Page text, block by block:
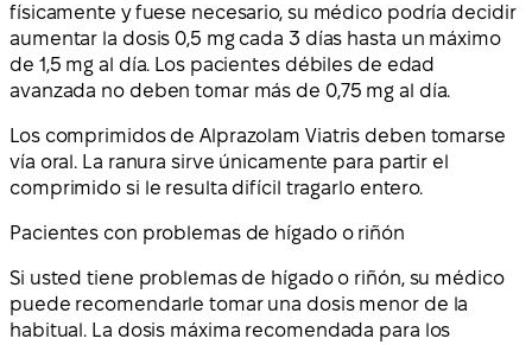
físicamente y fuese necesario, su médico podría decidir
aumentar la dosis 0,5 mg cada 3 días hasta un máximo
de 1,5 mg al día. Los pacientes débiles de edad
avanzada no deben tomar más de 0,75 mg al día.
Los comprimidos de Alprazolam Viatris deben tomarse
vía oral. La ranura sirve únicamente para partir el
comprimido si le resulta difícil tragarlo entero.
Pacientes con problemas de hígado o riñón
Si usted tiene problemas de hígado o riñón, su médico
puede recomendarle tomar una dosis menor de la
habitual. La dosis máxima recomendada para los